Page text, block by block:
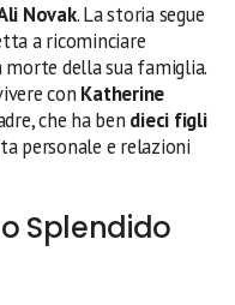
Novak. La storia segue
a ricominciare
morte della sua famiglia.
con Katherine
che ha ben dieci figli
personale e relazioni
Splendido